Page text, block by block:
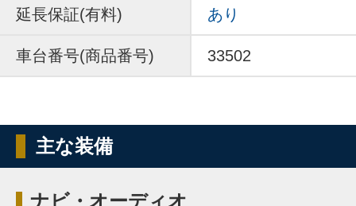
延長保証(有料) あり
車台番号(商品番号) 33502
主な装備
ナビ・オーディオ